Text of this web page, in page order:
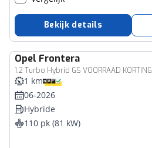
Bekijk details
Opel Frontera
1.2 Turbo Hybrid GS VOORRAAD KORTING
1 km
06-2026
Hybride
110 pk (81 kW)